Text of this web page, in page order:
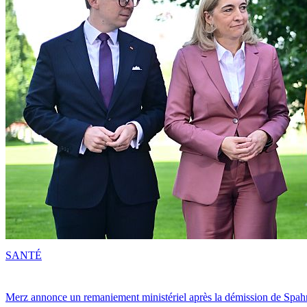
Merz annonce un remaniement ministériel après la démission de
SANTÉ